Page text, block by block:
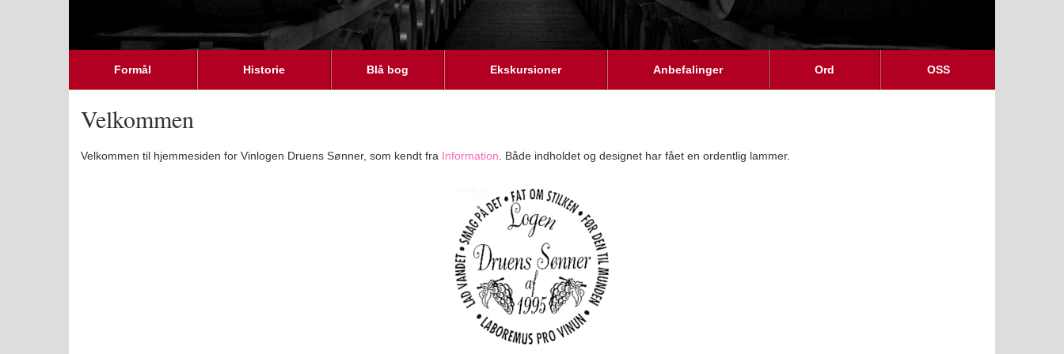
Formål Historie Blå bog Ekskursioner Anbefalinger Ord OSS
Velkommen
Velkommen til hjemmesiden for Vinlogen Druens Sønner, som kendt fra Information . Både indholdet og designet har fået en ordentlig lammer.